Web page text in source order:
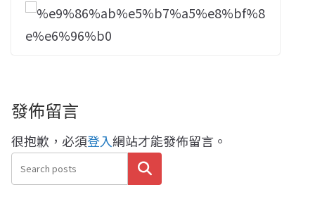
發佈留言
很抱歉，必須登入網站才能發佈留言。
搜尋